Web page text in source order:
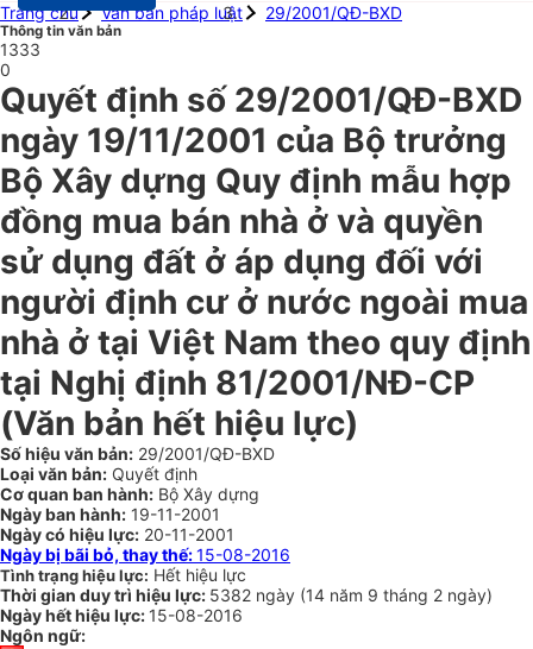
Trang chủ
Văn bản pháp luật 29/2001/QĐ-BXD
Thông tin văn bản
1333
0
Quyết định số 29/2001/QĐ-BXD
ngày 19/11/2001 của Bộ trưởng
Bộ Xây dựng Quy định mẫu hợp
đồng mua bán nhà ở và quyền
sử dụng đất ở áp dụng đối với
người định cư ở nước ngoài mua
nhà ở tại Việt Nam theo quy định
tại Nghị định 81/2001/NĐ-CP
(Văn bản hết hiệu lực)
Số hiệu văn bản: 29/2001/QĐ-BXD
Loại văn bản: Quyết định
Cơ quan ban hành: Bộ Xây dựng
Ngày ban hành: 19-11-2001
Ngày có hiệu lực: 20-11-2001
Ngày bị bãi bỏ, thay thế:15-08-2016
Tình trạng hiệu lực: Hết hiệu lực
Thời gian duy trì hiệu lực: 5382 ngày (14 năm 9 tháng 2 ngày)
Ngày hết hiệu lực: 15-08-2016
Ngôn ngữ: